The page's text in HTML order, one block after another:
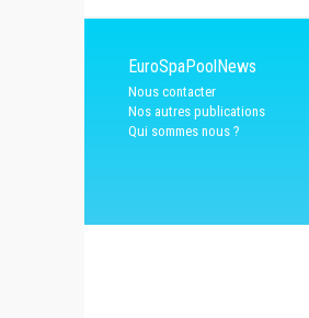
EuroSpaPoolNews
Nous contacter
Nos autres publications
Qui sommes nous ?